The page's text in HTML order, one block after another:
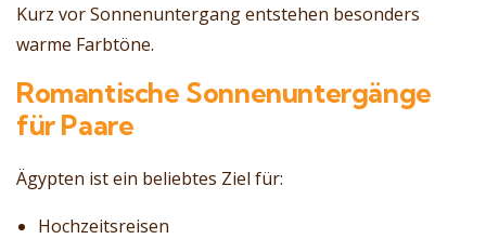
Kurz vor Sonnenuntergang entstehen besonders
warme Farbtöne.
Romantische Sonnenuntergänge
für Paare
Ägypten ist ein beliebtes Ziel für:
Hochzeitsreisen